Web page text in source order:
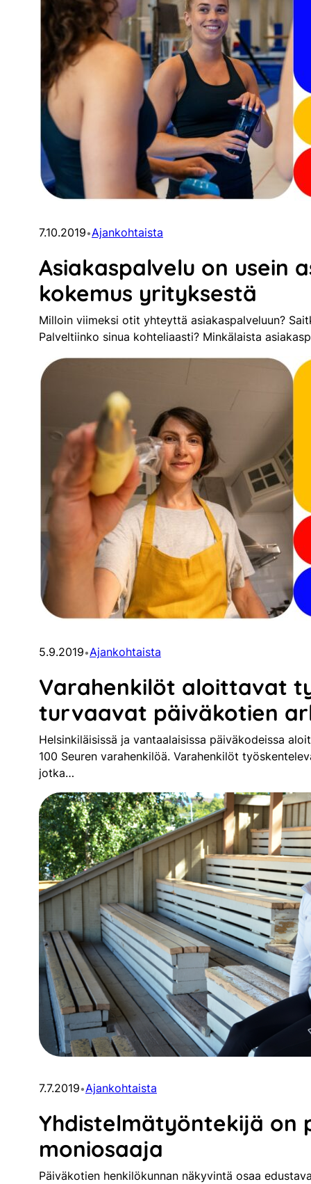
7.10.2019•Ajankohtaista
Asiakaspalvelu on usein
kokemus yrityksestä
Milloin viimeksi otit yhteyttä asiakaspalveluun?
Palveltiinko sinua kohteliaasti? Minkälaista
5.9.2019•Ajankohtaista
Varahenkilöt aloittavat
turvaavat päiväkotien
Helsinkiläisissä ja vantaalaisissa päiväkodeissa
100 Seuren varahenkilöä. Varahenkilöt
jotka…
7.7.2019•Ajankohtaista
Yhdistelmätyöntekijä on
moniosaaja
Päiväkotien henkilökunnan näkyvintä osaa